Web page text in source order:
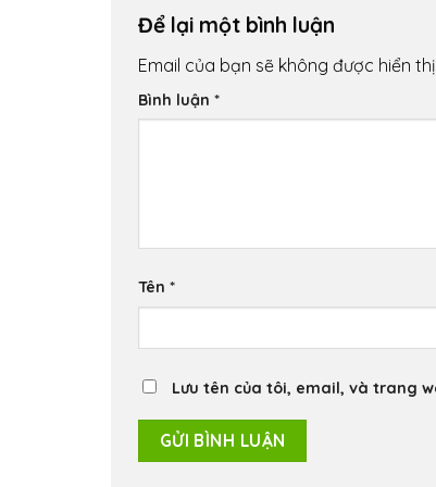
Để lại một bình luận
Email của bạn sẽ không được hiển
Bình luận *
Tên *
Lưu tên của tôi, email, và trang